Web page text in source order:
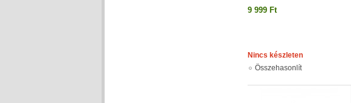
9 999 Ft
Nincs készleten
Összehasonlít